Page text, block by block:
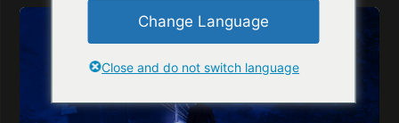
Change Language
Close and do not switch language